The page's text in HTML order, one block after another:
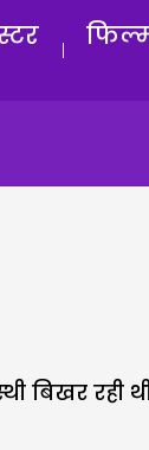
लॉग इन
बिखर रही